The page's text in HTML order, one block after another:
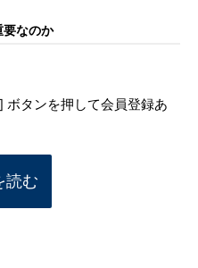
要なのか
タンを押して会員登録あ
読む